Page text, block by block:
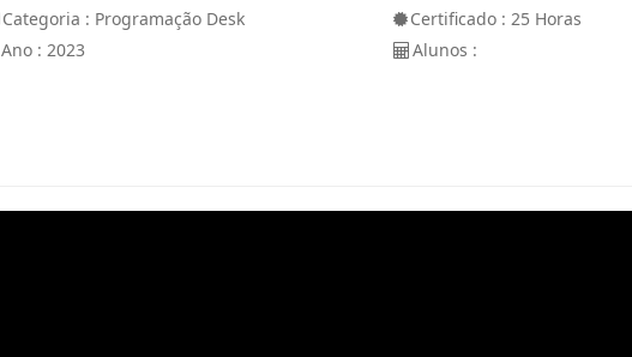
Categoria : Programação Desk
Certificado : 25 Horas
Ano : 2023
Alunos :